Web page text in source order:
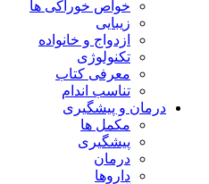
خواص خوراکی ها
زیبایی
ازدواج و خانواده
تکنولوژی
معرفی کتاب
تناسب اندام
درمان و پیشگیری
مکمل ها
پیشگیری
درمان
داروها